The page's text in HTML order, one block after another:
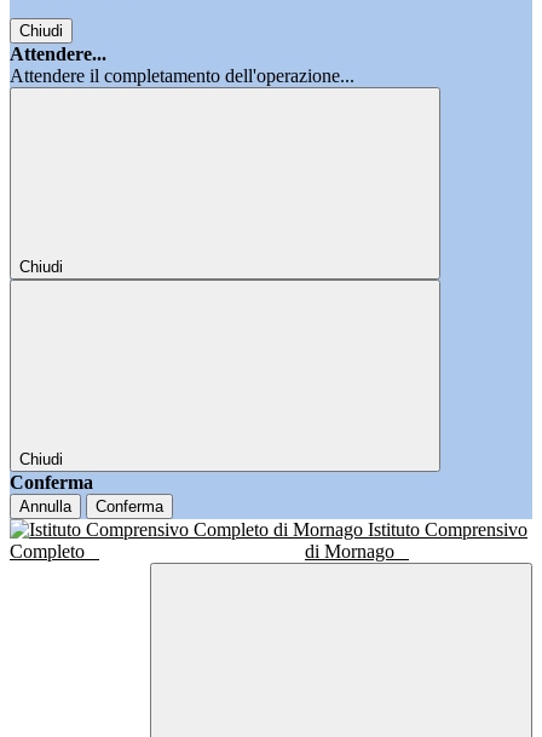
Chiudi
Attendere...
Attendere il completamento dell'operazione...
Chiudi
Chiudi
Conferma
Annulla Conferma
Istituto Comprensivo
Completo
di Mornago